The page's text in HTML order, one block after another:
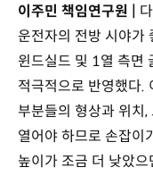
이주민 책임연구원 |
운전자의 전방 시야가
윈드실드 및 1열 측면
적극적으로 반영했다.
부분들의 형상과 위치,
열어야 하므로 손잡이
높이가 조금 더 낮았으